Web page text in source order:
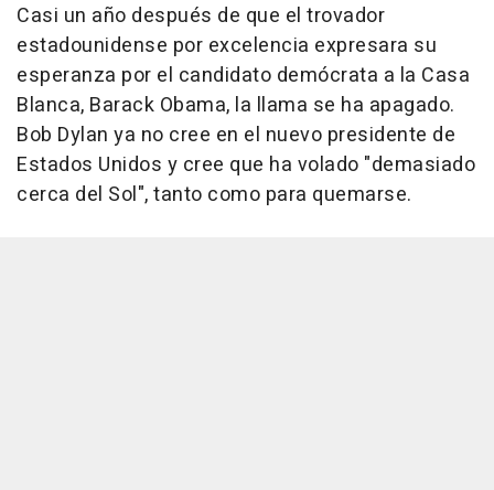
Casi un año después de que el trovador
estadounidense por excelencia expresara su
esperanza por el candidato demócrata a la Casa
Blanca, Barack Obama, la llama se ha apagado.
Bob Dylan ya no cree en el nuevo presidente de
Estados Unidos y cree que ha volado "demasiado
cerca del Sol", tanto como para quemarse.